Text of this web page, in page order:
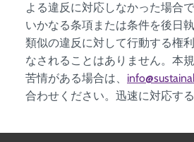
よる違反に対応しなかった場合
いかなる条項または条件を後日
類似の違反に対して行動する権
なされることはありません。本
苦情がある場合は、
合わせください。迅速に対応す